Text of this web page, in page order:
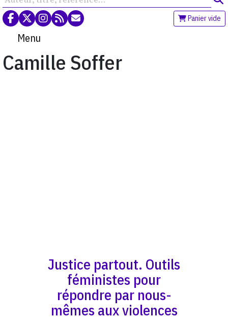
Panier vide
Menu
Camille Soffer
Justice partout. Outils
féministes pour
répondre par nous-
mêmes aux violences